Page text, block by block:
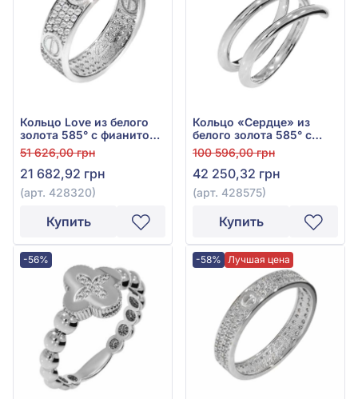
Кольцо Love из белого
золота 585° с фианитом,
арт. 428320
51 626,00 грн
21 682,92 грн
(арт. 428320)
Купить
Кольцо «Сердце» из
белого золота 585° с
фианитом, арт. 428575
100 596,00 грн
42 250,32 грн
(арт. 428575)
Купить
-56% -58% Лучшая цена